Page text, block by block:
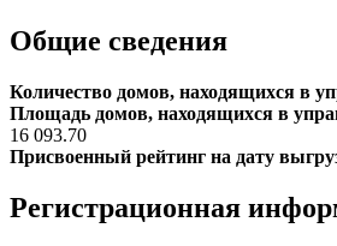
Общие сведения
Количество домов, находящихся в
Площадь домов, находящихся в
16 093.70
Присвоенный рейтинг на дату
Регистрационная